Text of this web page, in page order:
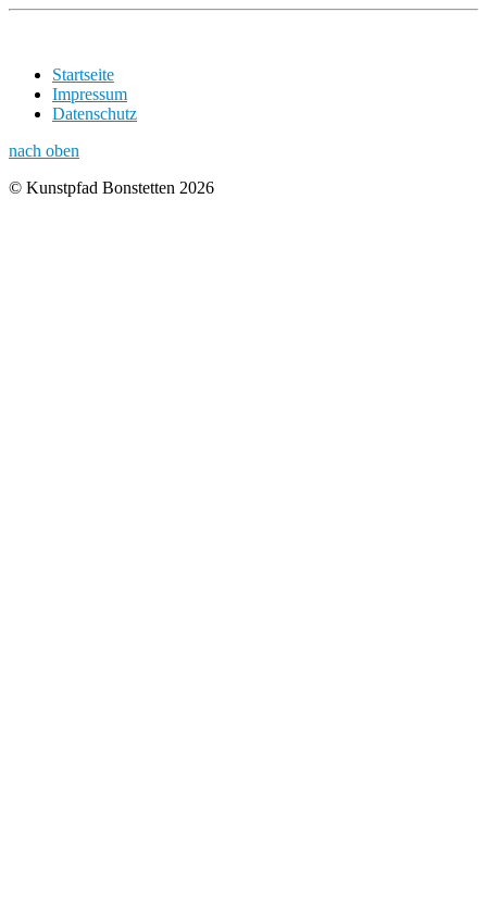
Startseite
Impressum
Datenschutz
nach oben
© Kunstpfad Bonstetten 2026